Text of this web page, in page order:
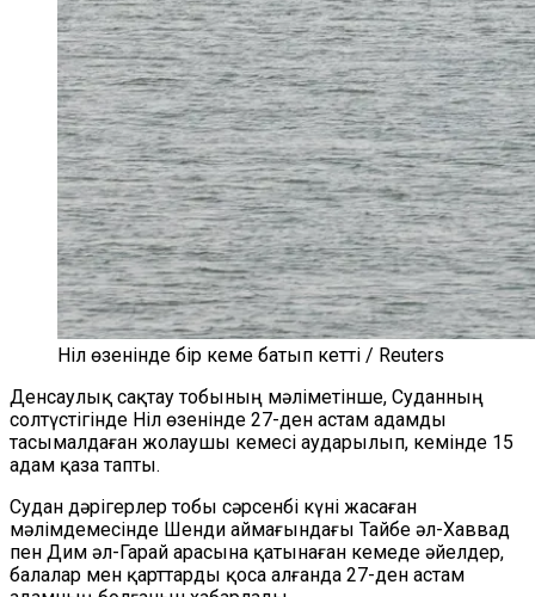
Ніл өзенінде бір кеме батып кетті / Reuters
Денсаулық сақтау тобының мәліметінше, Суданның
солтүстігінде Ніл өзенінде 27-ден астам адамды
тасымалдаған жолаушы кемесі аударылып, кемінде 15
адам қаза тапты.
Судан дәрігерлер тобы сәрсенбі күні жасаған
мәлімдемесінде Шенди аймағындағы Тайбе әл-Хаввад
пен Дим әл-Гарай арасына қатынаған кемеде әйелдер,
балалар мен қарттарды қоса алғанда 27-ден астам